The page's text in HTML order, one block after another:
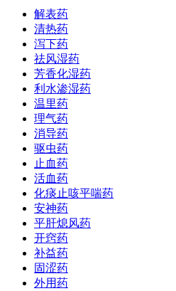
解表药
清热药
泻下药
祛风湿药
芳香化湿药
利水渗湿药
温里药
理气药
消导药
驱虫药
止血药
活血药
化痰止咳平喘药
安神药
平肝熄风药
开窍药
补益药
固涩药
外用药